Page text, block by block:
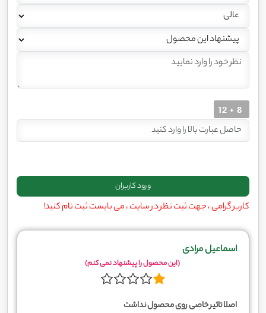
کاربر گرامی ، جهت ثبت نظر در سایت ، می بایست ثبت نام کنید!
اسماعیل مرادی
(این محصول را پیشنهاد نمی کنم)
اصلا تاثیر خاصی روی محصول نداشت